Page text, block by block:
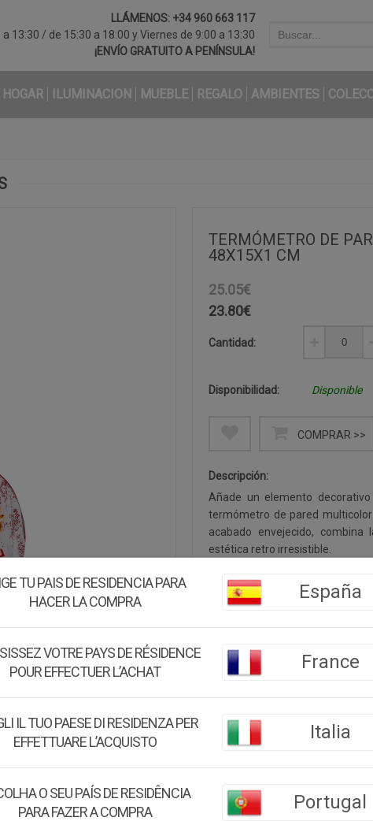
LLÁMENOS: +34 960 663 117
a 13:30 / de 15:30 a 18:00 y Viernes de 9:00 a 13:30
¡ENVÍO GRATUITO A PENÍNSULA!
HOGAR ILUMINACION MUEBLE REGALO AMBIENTES
TERMÓMETRO DE
48X15X1 CM
25.05€
23.80€
Cantidad:
Disponibilidad: Disponible
COMPRAR >>
Descripción:
Añade un elemento
termómetro de pared
acabado envejecido,
estética retro irresistible.
presencia visual, perfecto
cuchara gigante con fondo
la ilustración de tres cupcakes
ideal para cocinas, pastelerías o
El termómetro incluye escala
intuitiva. La estructura en
acabado artístico multicolor
gracias al orificio de sujeción
especial.
Peso: 0.31Kg.
TU PAIS DE RESIDENCIA PARA
HACER LA COMPRA
España
VOTRE PAYS DE RÉSIDENCE
POUR EFFECTUER L’ACHAT
France
IL TUO PAESE DI RESIDENZA PER
EFFETTUARE L’ACQUISTO
Italia
O SEU PAÍS DE RESIDÊNCIA
PARA FAZER A COMPRA
Portugal